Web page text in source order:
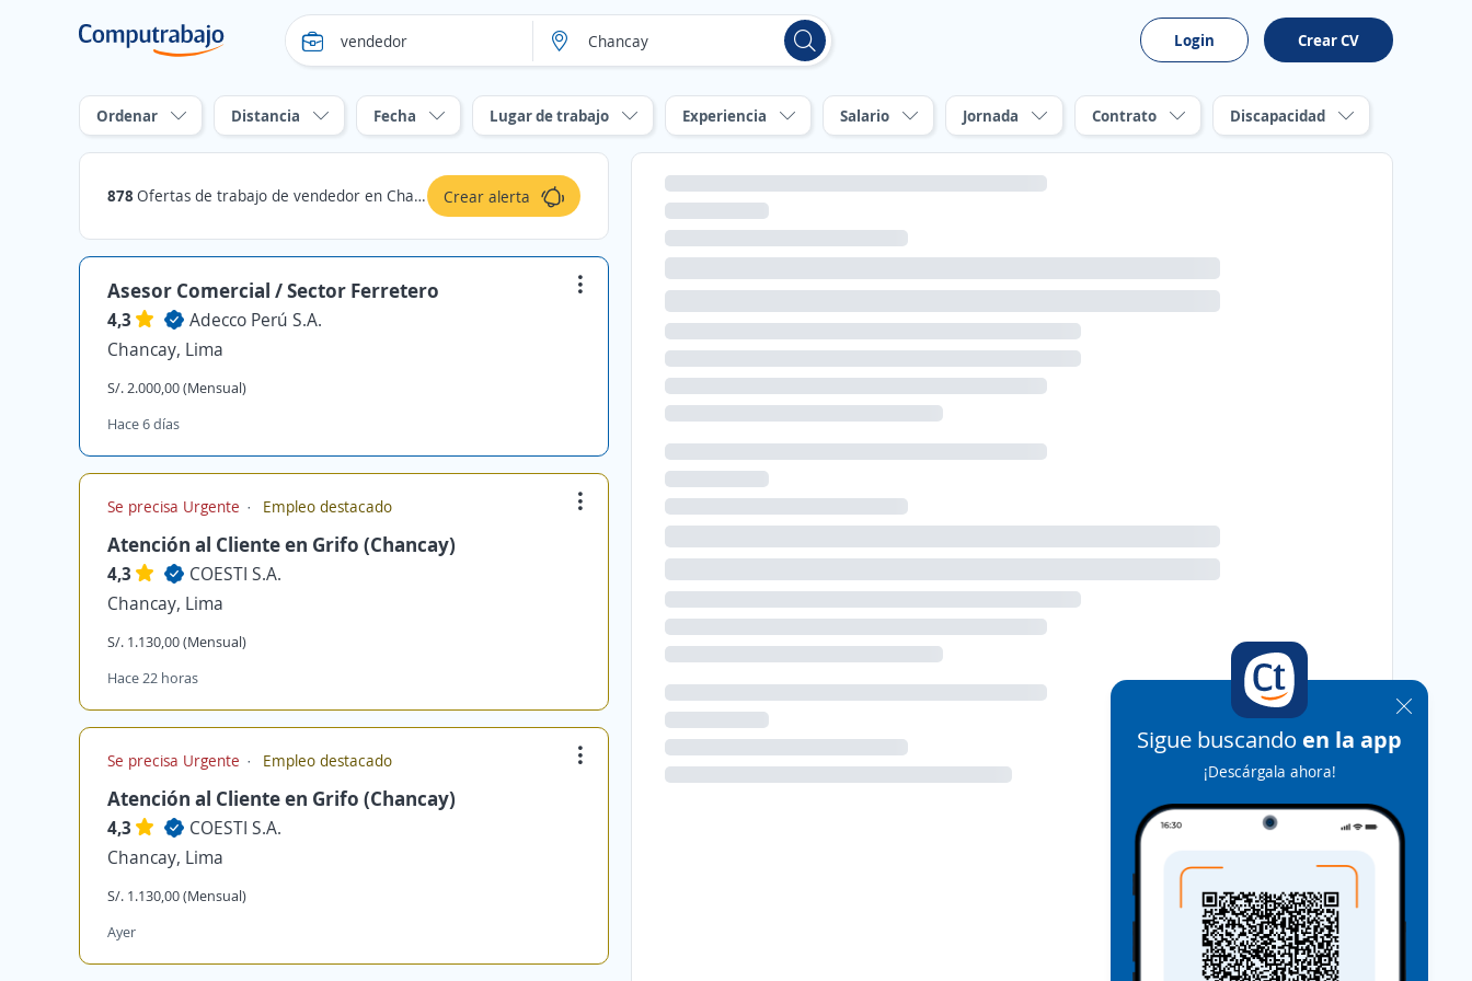
Login Crear CV
Ordenar Distancia Fecha Lugar de trabajo Experiencia Salario Jornada Contrato Discapacidad
878 Ofertas de trabajo de vendedor en Chancay, Lima Crear alerta
Asesor Comercial / Sector Ferretero
4,3
Adecco Perú S.A.
Chancay, Lima
S/. 2.000,00 (Mensual)
Hace 6 días
Se precisa Urgente Empleo destacado
Atención al Cliente en Grifo (Chancay)
4,3
COESTI S.A.
Chancay, Lima
S/. 1.130,00 (Mensual)
Hace 22 horas
Se precisa Urgente Empleo destacado
Atención al Cliente en Grifo (Chancay)
4,3
COESTI S.A.
Chancay, Lima
S/. 1.130,00 (Mensual)
Ayer
Sigue buscando en la app
¡Descárgala ahora!